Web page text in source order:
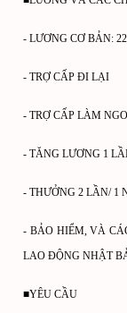
- LƯƠNG CƠ BẢN:
- TRỢ CẤP ĐI LẠI
- TRỢ CẤP LÀM
- TĂNG LƯƠNG 1
- THƯỞNG 2 LẦN/ 1
- BẢO HIỂM, VÀ
LAO ĐỘNG NHẬT
■YÊU CẦU